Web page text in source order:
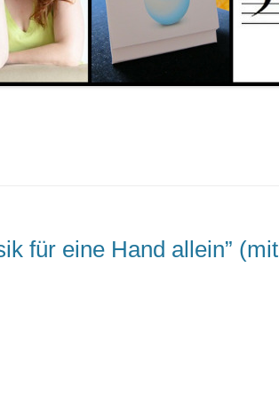
für eine Hand allein” (mit